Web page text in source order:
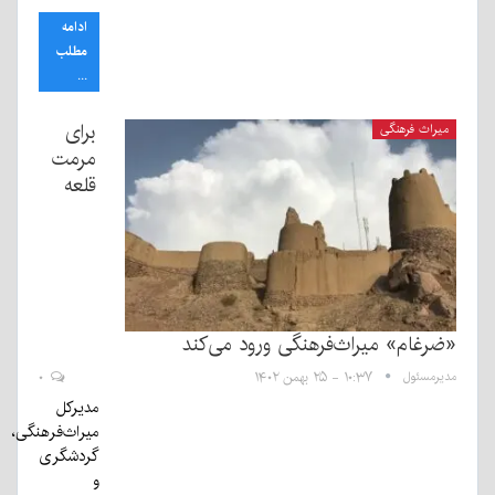
ادامه
مطلب
...
میراث فرهنگی
برای
مرمت
قلعه
«ضرغام» میراث‌فرهنگی ورود می‌کند
مدیرمسئول ۱۰:۳۷ - ۲۵ بهمن ۱۴۰۲
مدیرکل
میراث‌فرهنگی،
گردشگری
و